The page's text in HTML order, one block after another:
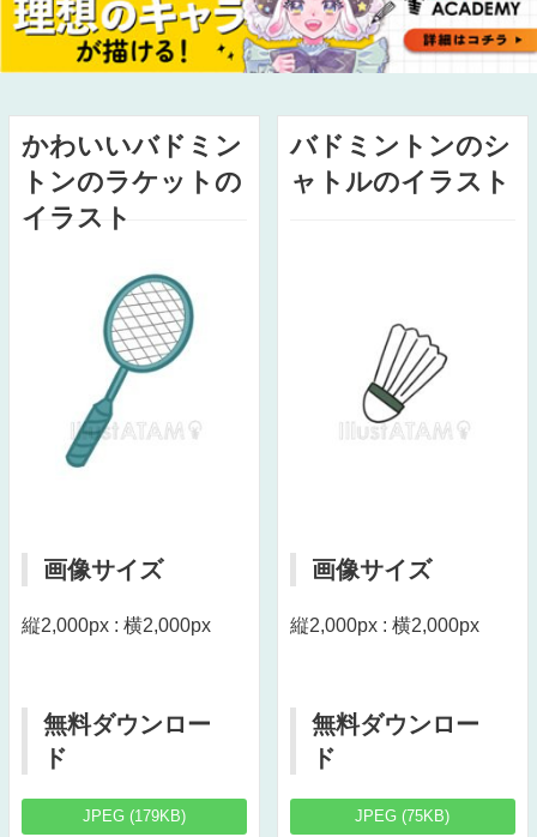
かわいいバドミン
トンのラケットの
イラスト
画像サイズ
縦2,000px : 横2,000px
無料ダウンロー
ド
JPEG (179KB)
バドミントンのシ
ャトルのイラスト
画像サイズ
縦2,000px : 横2,000px
無料ダウンロー
ド
JPEG (75KB)